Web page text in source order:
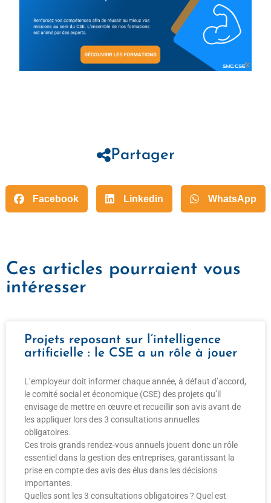
Partager
Facebook Linkedin WhatsApp
Ces articles pourraient vous
intéresser
Projets reposant sur l’intelligence
artificielle : le CSE a un rôle à jouer
L’employeur doit informer chaque année, à défaut d’accord,
le comité social et économique (CSE) des projets qu’il
envisage de mettre en œuvre et recueillir son avis avant de
les appliquer lors des 3 consultations annuelles
obligatoires.
Ces trois grands rendez-vous annuels jouent donc un rôle
essentiel dans la gestion des entreprises, garantissant la
prise en compte des avis des élus dans les décisions
importantes.
Quelles sont les 3 consultations obligatoires ? Quel est